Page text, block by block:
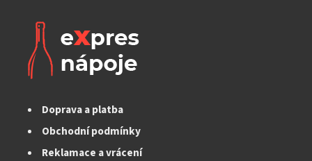
Doprava a platba
Obchodní podmínky
Reklamace a vrácení